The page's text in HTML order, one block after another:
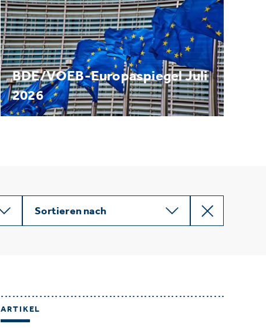
BDE/VOEB-Europaspiegel Juli
2026
Sortieren nach
ARTIKEL